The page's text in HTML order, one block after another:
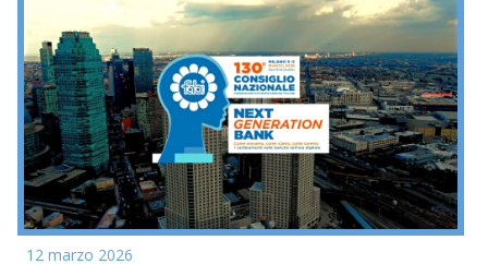
12 marzo 2026